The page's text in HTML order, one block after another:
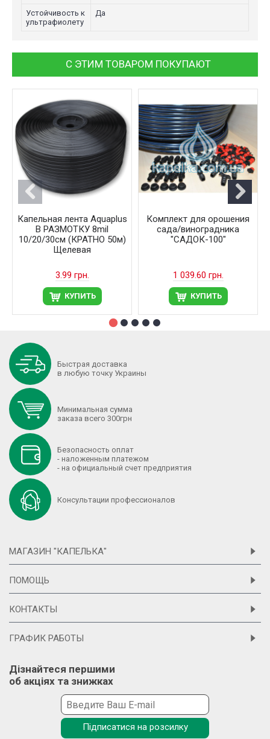
Устойчивость к
ультрафиолету
Да
С ЭТИМ ТОВАРОМ ПОКУПАЮТ
Капельная лента Aquaplus
В РАЗМОТКУ 8mil
10/20/30см (КРАТНО 50м)
Щелевая
3.99 грн.
КУПИТЬ
Комплект для орошения
сада/виноградника
"САДОК-100"
1 039.60 грн.
КУПИТЬ
Быстрая доставка
в любую точку Украины
Минимальная сумма
заказа всего 300грн
Безопасность оплат
- наложенным платежом
- на официальный счет предприятия
Консультации профессионалов
МАГАЗИН "КАПЕЛЬКА"
ПОМОЩЬ
КОНТАКТЫ
ГРАФИК РАБОТЫ
Дізнайтеся першими
об акціях та знижках
Підписатися на розсилку